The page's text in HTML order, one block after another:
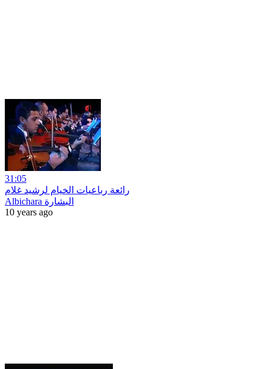
31:05
رائعة رباعيات الخيام لرشيد غلام
Albichara البشارة
10 years ago